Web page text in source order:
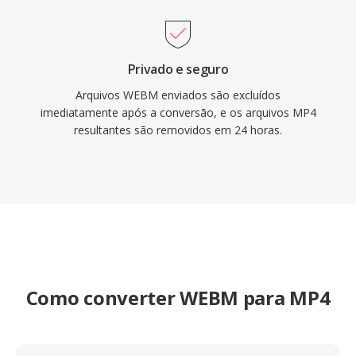
Privado e seguro
Arquivos WEBM enviados são excluídos
imediatamente após a conversão, e os arquivos MP4
resultantes são removidos em 24 horas.
Como converter WEBM para MP4